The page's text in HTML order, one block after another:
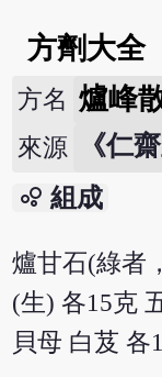
方劑大全
方名 爐峰
來源 《仁
bubble_chart 組成
爐甘石(綠者
(生) 各15克
貝母 白芨 各